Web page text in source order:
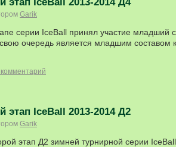
Garik
серии IceBall принял участие младший
очередь является младшим
этап IceBall 2013-2014 Д2
Garik
этап Д2 зимней турнирной серии